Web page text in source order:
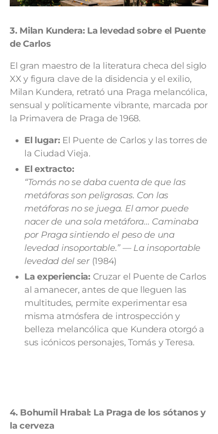
3. Milan Kundera: La levedad sobre el Puente
de Carlos
El gran maestro de la literatura checa del siglo
XX y figura clave de la disidencia y el exilio,
Milan Kundera, retrató una Praga melancólica,
sensual y políticamente vibrante, marcada por
la Primavera de Praga de 1968.
El lugar: El Puente de Carlos y las torres de
la Ciudad Vieja.
El extracto:
“Tomás no se daba cuenta de que las
metáforas son peligrosas. Con las
metáforas no se juega. El amor puede
nacer de una sola metáfora… Caminaba
por Praga sintiendo el peso de una
levedad insoportable.”— La insoportable
levedad del ser(1984)
La experiencia: Cruzar el Puente de Carlos
al amanecer, antes de que lleguen las
multitudes, permite experimentar esa
misma atmósfera de introspección y
belleza melancólica que Kundera otorgó a
sus icónicos personajes, Tomás y Teresa.
4. Bohumil Hrabal: La Praga de los sótanos y
la cerveza